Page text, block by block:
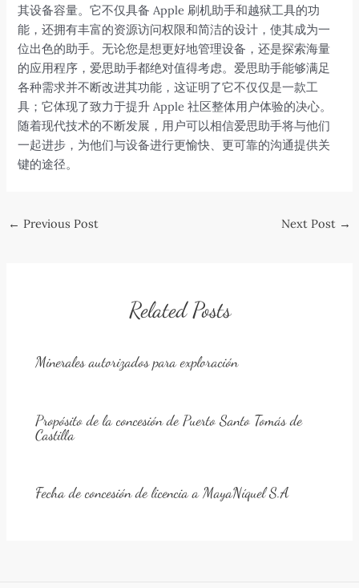
其设备容量。它不仅具备 Apple 刷机助手和越狱工具的功
能，还拥有丰富的资源访问权限和简洁的设计，使其成为一
位出色的助手。无论您是想更好地管理设备，还是探索海量
的应用程序，爱思助手都绝对值得考虑。爱思助手能够满足
各种需求并不断改进其功能，这证明了它不仅仅是一款工
具；它体现了致力于提升 Apple 社区整体用户体验的决心。
随着现代技术的不断发展，用户可以相信爱思助手将与他们
一起进步，为他们与设备进行更愉快、更可靠的沟通提供关
键的途径。
Post
← Previous Post Next Post →
Related Posts
Minerales autorizados para exploración
Propósito de la concesión de Puerto Santo Tomás de
Castilla
Fecha de concesión de licencia a MayaNíquel S.A